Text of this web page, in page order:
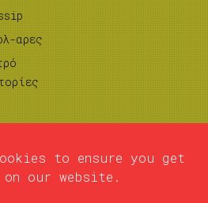
αρες
to ensure you get
our website.